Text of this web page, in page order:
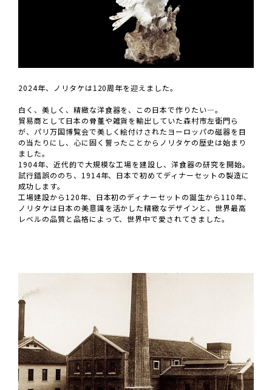
2024年、ノリタケは120周年を迎えました。
白く、美しく、精緻な洋食器を、この日本で作りたい—。
貿易商として日本の骨董や雑貨を輸出していた森村市左衛門ら
が、パリ万国博覧会で美しく絵付けされたヨーロッパの磁器を目
の当たりにし、心に固く誓ったことからノリタケの歴史は始まり
ました。
1904年、近代的で大規模な工場を建設し、洋食器の研究を開始。
試行錯誤ののち、1914年、日本で初めてディナーセットの製造に
成功します。
工場建設から120年、日本初のディナーセットの誕生から110年、
ノリタケは日本の美意識を活かした精緻なデザインと、世界最高
レベルの品質と品格によって、世界中で愛されてきました。